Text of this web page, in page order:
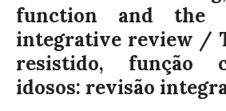
function and the
integrative review /
resistido, função
idosos: revisão